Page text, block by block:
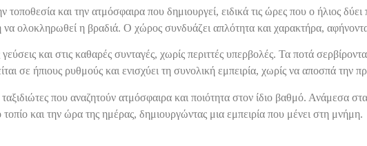
τοποθεσία και την ατμόσφαιρα που δημιουργεί, ειδικά τις ώρες που ο ήλιος
ή να ολοκληρωθεί η βραδιά. Ο χώρος συνδυάζει απλότητα και χαρακτήρα,
και στις καθαρές συνταγές, χωρίς περιττές υπερβολές. Τα ποτά
σε ήπιους ρυθμούς και ενισχύει τη συνολική εμπειρία, χωρίς να αποσπά την
που αναζητούν ατμόσφαιρα και ποιότητα στον ίδιο βαθμό. Ανάμεσα στα
και την ώρα της ημέρας, δημιουργώντας μια εμπειρία που μένει στη μνήμη.